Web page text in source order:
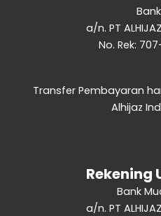
a/n. PT
No. Rek:
Transfer Pembayaran
Alhijaz
Rekening
Bank
a/n. PT